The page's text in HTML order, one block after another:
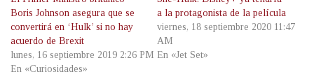
Boris Johnson asegura que se
convertirá en ‘Hulk’ si no hay
acuerdo de Brexit
lunes, 16 septiembre 2019 2:26 PM
En «Curiosidades»
a la protagonista de la película
viernes, 18 septiembre 2020 11:47
AM
En «Jet Set»